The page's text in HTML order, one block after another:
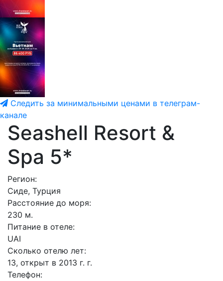
Следить за минимальными ценами в телеграм-
канале
Seashell Resort &
Spa 5*
Регион:
Сиде, Турция
Расстояние до моря:
230 м.
Питание в отеле:
UAI
Сколько отелю лет:
13, открыт в 2013 г. г.
Телефон: